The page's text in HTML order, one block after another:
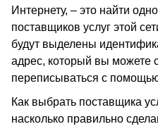
Интернету, – это найти
поставщиков услуг этой
будут выделены
адрес, который вы можете
переписываться с
Как выбрать поставщика
насколько правильно